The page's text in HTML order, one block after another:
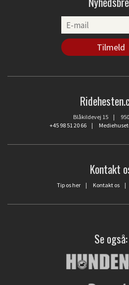
Blåkildevej 15 |
+45 98 51 20 66|
Kontakt
Tip os her | Kontakt os |
Se også: